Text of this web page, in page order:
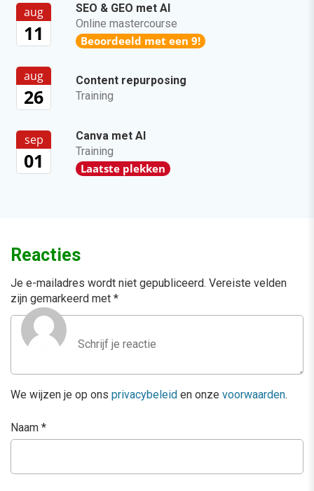
aug
11
SEO & GEO met AI
Online mastercourse
Beoordeeld met een 9!
aug
26
Content repurposing
Training
sep
01
Canva met AI
Training
Laatste plekken
Reacties
Je e-mailadres wordt niet gepubliceerd. Vereiste velden
zijn gemarkeerd met *
We wijzen je op ons privacybeleid en onze voorwaarden.
Naam *